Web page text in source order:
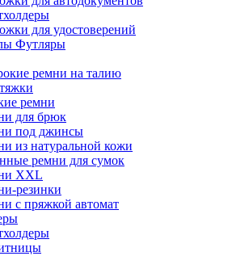
для удостоверений
Футляры
ремни на талию
ремни
для брюк
под джинсы
из натуральной кожи
ремни для сумок
XXL
резинки
с пряжкой автомат